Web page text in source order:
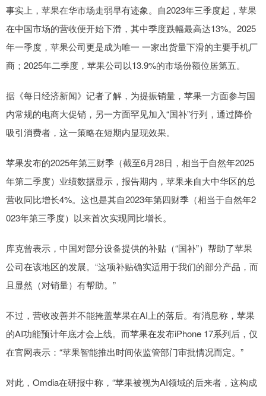
事实上，苹果在华市场走弱早有迹象。自2023年三季度起，苹果
在中国市场的营收便开始下滑，其中季度跌幅最高达13%。2025
年一季度，苹果公司更是成为唯一 一家出货量下滑的主要手机厂
商；2025年二季度，苹果公司以13.9%的市场份额位居第五。
据《每日经济新闻》记者了解，为提振销量，苹果一方面参与国
内常规的电商大促销，另一方面罕见加入“国补”行列，通过降价
吸引消费者，这一策略在短期内显现效果。
苹果发布的2025年第三财季（截至6月28日，相当于自然年2025
年第二季度）业绩数据显示，报告期内，苹果来自大中华区的总
营收同比增长4%。这也是其自2023年第四财季（相当于自然年2
023年第三季度）以来首次实现同比增长。
库克曾表示，中国对部分设备提供的补贴（“国补”）帮助了苹果
公司在该地区的发展。“这项补贴确实适用于我们的部分产品，而
且显然（对销量）有帮助。”
不过，营收改善并不能掩盖苹果在AI上的落后。有消息称，苹果
的AI功能预计年底才会上线。而苹果在发布iPhone 17系列后，仅
在官网表示：“苹果智能推出时间依监管部门审批情况而定。”
对此，Omdia在研报中称，“苹果被视为AI领域的后来者，这构成